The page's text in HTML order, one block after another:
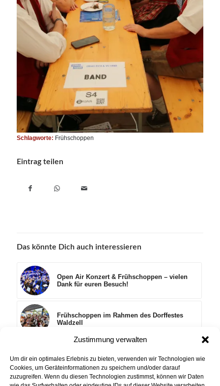
Zustimmung verwalten
Um dir ein optimales Erlebnis zu bieten, verwenden wir Technologien wie
Cookies, um Geräteinformationen zu speichern und/oder darauf
zuzugreifen. Wenn du diesen Technologien zustimmst, können wir Daten
Schlagworte: Frühschoppen
Eintrag teilen
Das könnte Dich auch interessieren
Open Air Konzert & Frühschoppen – vielen
Dank für euren Besuch!
Frühschoppen im Rahmen des Dorffestes
Waldzell
Erstkommunion